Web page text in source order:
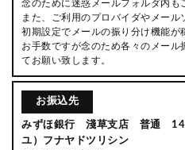
念のために迷惑メールフォルダ内も
また、ご利用のプロバイダやメー
初期設定でメールの振り分け機能が
お手数ですが念のため各々のメー
てお願い致します。
お振込先
みずほ銀行 淺草支店 普通
ユ）フナヤドツリシン